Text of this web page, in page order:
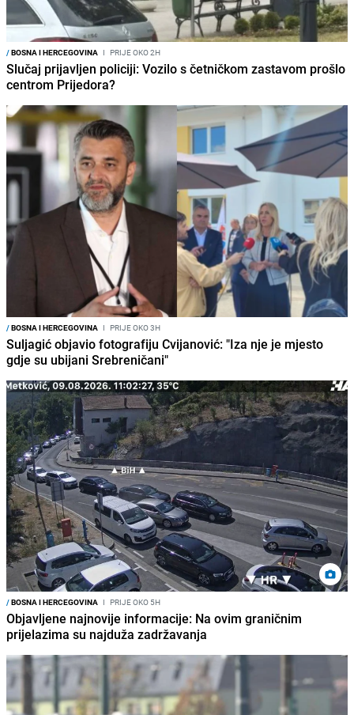
/BOSNA I HERCEGOVINA I PRIJE OKO 2H
Slučaj prijavljen policiji: Vozilo s četničkom zastavom prošlo
centrom Prijedora?
/BOSNA I HERCEGOVINA I PRIJE OKO 3H
Suljagić objavio fotografiju Cvijanović: "Iza nje je mjesto
gdje su ubijani Srebreničani"
/BOSNA I HERCEGOVINA I PRIJE OKO 5H
Objavljene najnovije informacije: Na ovim graničnim
prijelazima su najduža zadržavanja